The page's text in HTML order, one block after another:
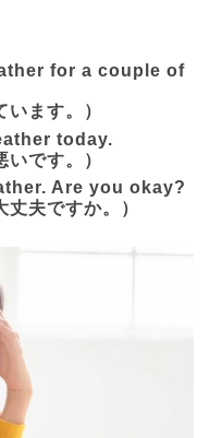
for a couple of
います。）
today.
いです。）
Are you okay?
丈夫ですか。）